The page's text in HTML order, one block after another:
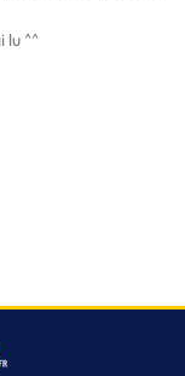
lu ^^